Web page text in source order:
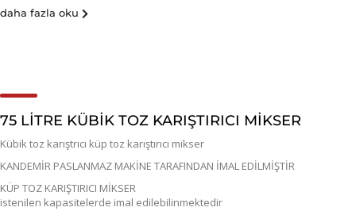
daha fazla oku
75 LİTRE KÜBİK TOZ KARIŞTIRICI MİKSER
Kübik toz karıştrıcı küp toz karıştırıcı mikser
KANDEMİR PASLANMAZ MAKİNE TARAFINDAN İMAL EDİLMİŞTİR
KÜP TOZ KARIŞTIRICI MİKSER
istenilen kapasitelerde imal edilebilinmektedir